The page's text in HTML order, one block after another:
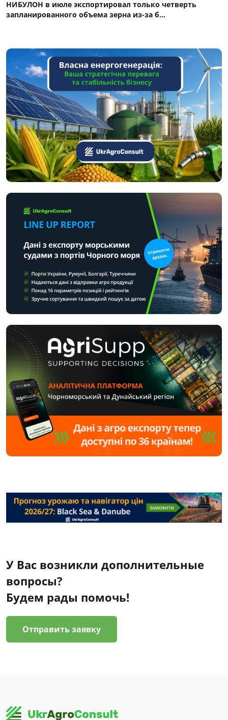
НИБУЛОН в июле экспортировал только четверть
запланированного объема зерна из-за б...
У Вас возникли дополнительные
вопросы?
Будем рады помочь!
Отправить заявку